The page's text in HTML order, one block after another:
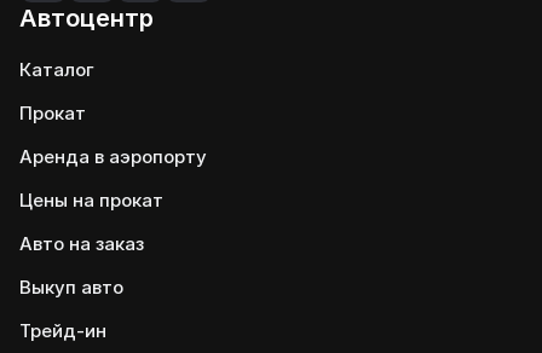
Автоцентр
Каталог
Прокат
Аренда в аэропорту
Цены на прокат
Авто на заказ
Выкуп авто
Трейд-ин